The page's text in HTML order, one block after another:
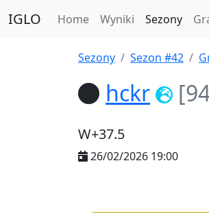
IGLO Home Wyniki Sezony
Sezony Sezon #42
hckr
W+37.5
26/02/2026 19:00